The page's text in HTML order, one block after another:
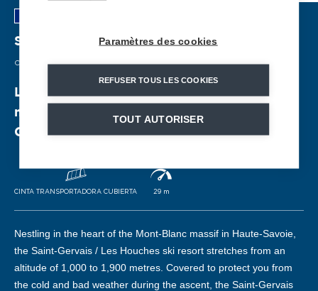
Saint-Gervais | FRANCIA
CINTA TRANSPORTADORA CUBIERTA | 2018
Los esquiadores principiantes tienen un
medio de transporte cómodo en Saint-
Gervais
CINTA TRANSPORTADORA CUBIERTA 29 m
Nestling in the heart of the Mont-Blanc massif in Haute-Savoie,
the Saint-Gervais / Les Houches ski resort stretches from an
altitude of 1,000 to 1,900 metres. Covered to protect you from
the cold and bad weather during the ascent, the Saint-Gervais
Paramètres des cookies
REFUSER TOUS LES COOKIES
TOUT AUTORISER